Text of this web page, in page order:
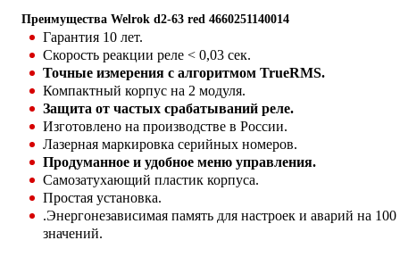
Преимущества Welrok d2-63 red 4660251140014
Гарантия 10 лет.
Скорость реакции реле < 0,03 сек.
Точные измерения с алгоритмом TrueRMS.
Компактный корпус на 2 модуля.
Защита от частых срабатываний реле.
Изготовлено на производстве в России.
Лазерная маркировка серийных номеров.
Продуманное и удобное меню управления.
Самозатухающий пластик корпуса.
Простая установка.
.Энергонезависимая память для настроек и аварий на 100
значений.